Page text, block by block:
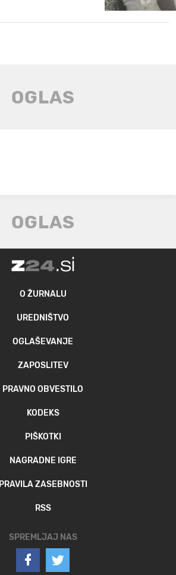
O ŽURNALU
UREDNIŠTVO
OGLAŠEVANJE
ZAPOSLITEV
PRAVNO OBVESTILO
KODEKS
PIŠKOTKI
NAGRADNE IGRE
PRAVILA ZASEBNOSTI
RSS
SPREMLJAJ NAS